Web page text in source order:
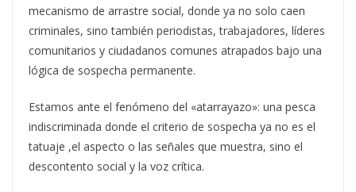
mecanismo de arrastre social, donde ya no solo caen
criminales, sino también periodistas, trabajadores, líderes
comunitarios y ciudadanos comunes atrapados bajo una
lógica de sospecha permanente.
Estamos ante el fenómeno del «atarrayazo»: una pesca
indiscriminada donde el criterio de sospecha ya no es el
tatuaje ,el aspecto o las señales que muestra, sino el
descontento social y la voz crítica.